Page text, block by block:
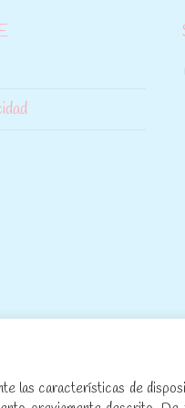
las características de